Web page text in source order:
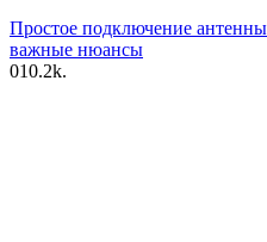
Простое подключение
важные нюансы
010.2k.